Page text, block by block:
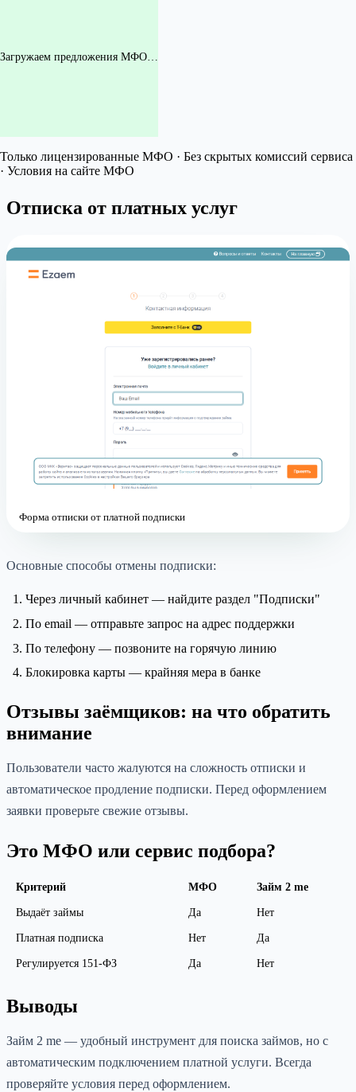
Загружаем предложения МФО…
Только лицензированные МФО · Без скрытых комиссий сервиса
· Условия на сайте МФО
Отписка от платных услуг
Форма отписки от платной подписки
Основные способы отмены подписки:
Через личный кабинет — найдите раздел "Подписки"
По email — отправьте запрос на адрес поддержки
По телефону — позвоните на горячую линию
Блокировка карты — крайняя мера в банке
Отзывы заёмщиков: на что обратить
внимание
Пользователи часто жалуются на сложность отписки и
автоматическое продление подписки. Перед оформлением
заявки проверьте свежие отзывы.
Это МФО или сервис подбора?
Критерий МФО Займ 2 me
Выдаёт займы Да Нет
Платная подписка Нет Да
Регулируется 151-ФЗ Да Нет
Выводы
Займ 2 me — удобный инструмент для поиска займов, но с
автоматическим подключением платной услуги. Всегда
проверяйте условия перед оформлением.